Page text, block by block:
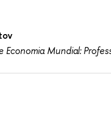
Mundial: